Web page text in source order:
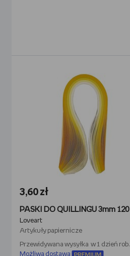
3,60 zł
Loveart
Artykuły papiernicze
Przewidywana wysyłka w 1 dzień rob.
Możliwa dostawa